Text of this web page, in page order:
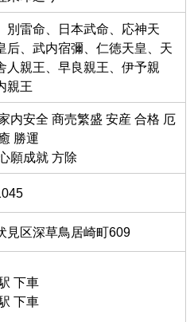
別雷命、日本武命、応神天
后、武内宿彌、仁徳天皇、天
人親王、早良親王、伊予親
親王
内安全 商売繁盛 安産 合格 厄
勝運
願成就 方除
見区深草鳥居崎町609
下車
下車